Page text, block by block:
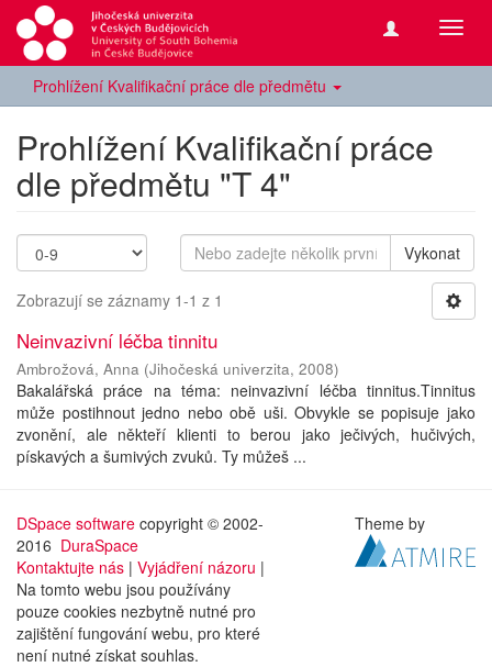
Prohlížení Kvalifikační práce dle předmětu
Prohlížení Kvalifikační práce
dle předmětu "T 4"
Vykonat
Zobrazují se záznamy 1-1 z 1
Neinvazivní léčba tinnitu
Ambrožová, Anna (Jihočeská univerzita, 2008)
Bakalářská práce na téma: neinvazivní léčba tinnitus.Tinnitus
může postihnout jedno nebo obě uši. Obvykle se popisuje jako
zvonění, ale někteří klienti to berou jako ječivých, hučivých,
pískavých a šumivých zvuků. Ty můžeš ...
DSpace software copyright © 2002-
2016 DuraSpace
Kontaktujte nás | Vyjádření názoru |
Na tomto webu jsou používány
pouze cookies nezbytně nutné pro
zajištění fungování webu, pro které
není nutné získat souhlas.
Theme by